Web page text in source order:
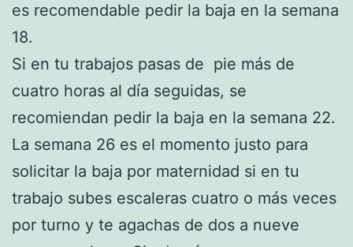
es recomendable pedir la baja en la semana
18.
Si en tu trabajos pasas de pie más de
cuatro horas al día seguidas, se
recomiendan pedir la baja en la semana 22.
La semana 26 es el momento justo para
solicitar la baja por maternidad si en tu
trabajo subes escaleras cuatro o más veces
por turno y te agachas de dos a nueve